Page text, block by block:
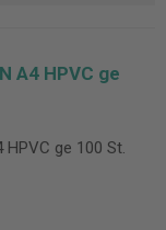
A4 HPVC ge
HPVC ge 100 St.